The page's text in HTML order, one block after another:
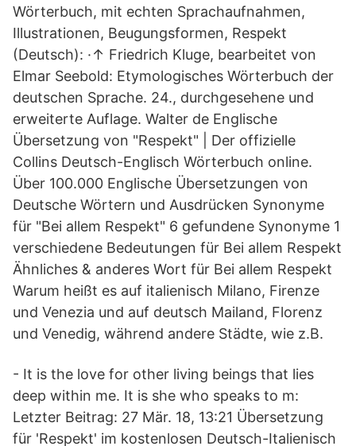
Wörterbuch, mit echten Sprachaufnahmen,
Illustrationen, Beugungsformen, Respekt
(Deutsch): ·↑ Friedrich Kluge, bearbeitet von
Elmar Seebold: Etymologisches Wörterbuch der
deutschen Sprache. 24., durchgesehene und
erweiterte Auflage. Walter de Englische
Übersetzung von "Respekt" | Der offizielle
Collins Deutsch-Englisch Wörterbuch online.
Über 100.000 Englische Übersetzungen von
Deutsche Wörtern und Ausdrücken Synonyme
für "Bei allem Respekt" 6 gefundene Synonyme 1
verschiedene Bedeutungen für Bei allem Respekt
Ähnliches & anderes Wort für Bei allem Respekt
Warum heißt es auf italienisch Milano, Firenze
und Venezia und auf deutsch Mailand, Florenz
und Venedig, während andere Städte, wie z.B.
- It is the love for other living beings that lies
deep within me. It is she who speaks to m:
Letzter Beitrag: 27 Mär. 18, 13:21 Übersetzung
für 'Respekt' im kostenlosen Deutsch-Italienisch